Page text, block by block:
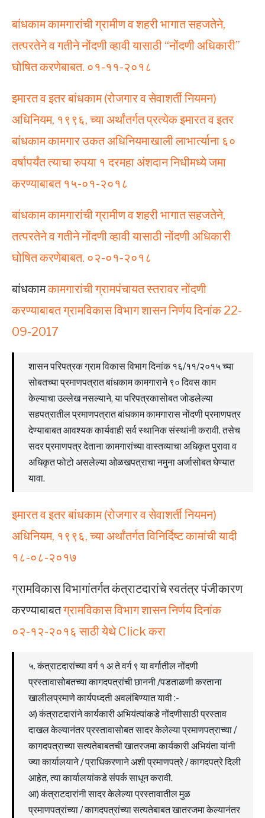
बांधकाम कामगारांची ग्रामीण व शहरी भागात सहजतेने,
तत्परतेने व गतीने नोंदणी व्हावी यासाठी “नोंदणी अधिकारी”
घोषित करणेबाबत. ०१-११-२०१८
इमारत व इतर बांधकाम (रोजगार व सेवाशर्ती नियमन)
अधिनियम, १९९६, च्या अर्थांतर्गत प्रत्येक इमारत व इतर
बांधकाम कामगार उकत अधिनियमाखाली लाभार्त्याना ६०
वर्षापर्यंत त्याचा रुपया १ दरमहा अंशदान निधीमध्ये जमा
करण्याबाबत १५-०१-२०१८
बांधकाम कामगारांची ग्रामीण व शहरी भागात सहजतेने,
तत्परतेने व गतीने नोंदणी व्हावी यासाठी नोंदणी अधिकारी
घोषित करणेबाबत. ०२-०१-२०१८
बांधकामकामगारांची ग्रामपंचायत स्तरावर नोंदणी
करण्याबाबत ग्रामविकास विभाग शासन निर्णय दिनांक 22-
09-2017
शासन परिपत्रक ग्राम विकास विभाग दिनांक १६/११/२०१५ च्या
सोबतच्या प्रमाणपत्रात बांधकाम कामगाराने ९० दिवस काम
केल्याचा उल्लेख नसल्याने, या परिपत्रकासोबत जोडलेल्या
सहपत्रातील प्रमाणपत्रात बांधकाम कामगारास नोंदणी प्रमाणपत्र
देण्याबाबत आवश्यक कार्यवाही सर्व स्थानिक संस्थांनी करावी. तसेच
सदर प्रमाणपत्र देताना कामगारांच्या वास्तव्याचा अधिकृत पुरावा व
अधिकृत फोटो असलेल्या ओळखपत्राचा नमुना अर्जासोबत घेण्यात
यावा.
इमारत व इतर बांधकाम (रोजगार व सेवाशर्ती नियमन)
अधिनियम, १९९६, च्या अर्थांतर्गत विनिर्दिष्ट कामांची यादी
१८-०८-२०१७
ग्रामविकास विभागांतर्गत कंत्राटदारांचे स्वतंत्र पंजीकारण
करण्याबाबतग्रामविकास विभाग शासन निर्णय दिनांक
०२-१२-२०१६ साठी येथे Click करा
५. कंत्राटदारांच्या वर्ग १ अ ते वर्ग ९ या वर्गातील नोंदणी
प्रस्तावासोबतच्या कागदपत्रांची छाननी /पडताळणी करताना
खालीलप्रमाणे कार्यपध्दती अवलंबिण्यात यावी :-
अ) कंत्राटदारांने कार्यकारी अभियंत्यांकडे नोंदणीसाठी प्रस्ताव
दाखल केल्यानंतर प्रस्तावासोबत सादर केलेल्या प्रमाणपत्राच्या /
कागदपत्राच्या सत्यतेबाबतची खातरजमा कार्यकारी अभियंता यांनी
ज्या कार्यालयाने / प्राधिकरणाने अशी प्रमाणपत्रे / कागदपत्रे दिली
आहेत, त्या कार्यालयांकडे संपर्क साधून करावी.
आ) कंत्राटदारांनी सादर केलेल्या प्रस्तावातील मुळ
प्रमाणपत्रांच्या / कागदपत्रांच्या सत्यतेबाबत खातरजमा केल्यानंतर